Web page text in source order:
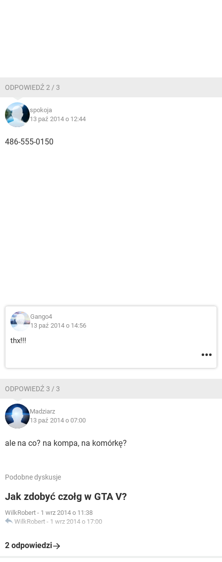
ODPOWIEDŹ 2 / 3
spokoja
13 paź 2014 o 12:44
486-555-0150
Gango4
13 paź 2014 o 14:56
thx!!!
ODPOWIEDŹ 3 / 3
Madziarz
13 paź 2014 o 07:00
ale na co? na kompa, na komórkę?
Podobne dyskusje
Jak zdobyć czołg w GTA V?
WilkRobert - 1 wrz 2014 o 11:38
WilkRobert - 1 wrz 2014 o 17:00
2 odpowiedzi